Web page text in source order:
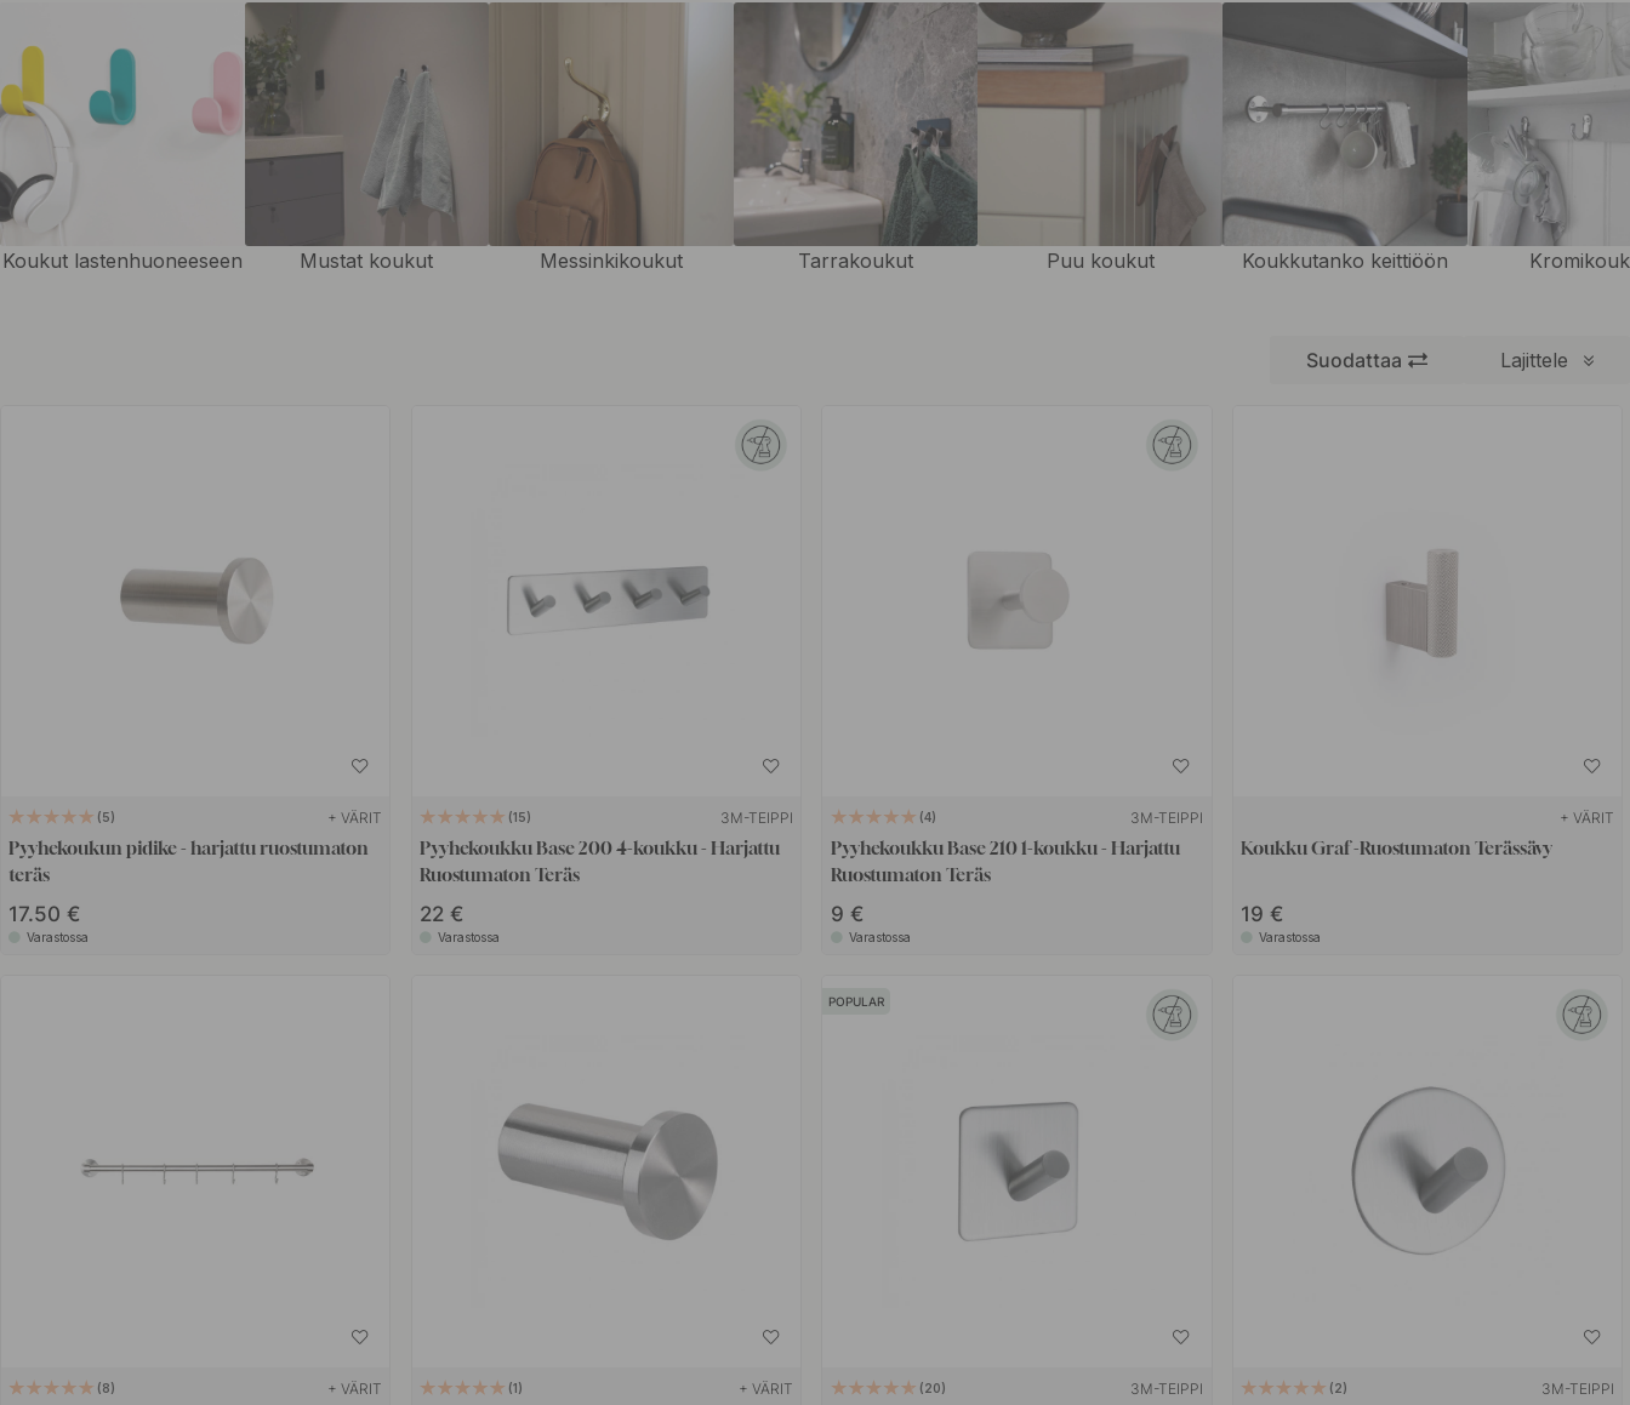
Koukut lastenhuoneeseen Mustat koukut Messinkikoukut Tarrakoukut Puu koukut Koukkutanko keittiöön
Lajittele
Suodattaa
5 + VÄRIT
Pyyhekoukun pidike - harjattu ruostumaton
teräs
17.50 €
Varastossa
15 3M-TEIPPI
Pyyhekoukku Base 200 4-koukku - Harjattu
Ruostumaton Teräs
22 €
Varastossa
4 3M-TEIPPI
Pyyhekoukku Base 210 1-koukku - Harjattu
Ruostumaton Teräs
9 €
Varastossa
+ VÄRIT
Koukku Graf -Ruostumaton Terässävy
19 €
Varastossa
8 + VÄRIT 1 + VÄRIT
POPULAR
20 3M-TEIPPI 2 3M-TEIPPI